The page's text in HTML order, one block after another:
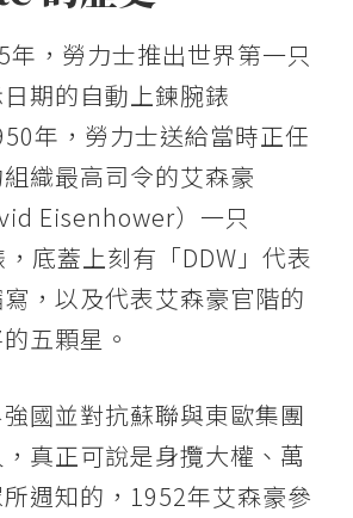
年，勞力士推出世界第一只
期的自動上鍊腕錶
年，勞力士送給當時正任
織最高司令的艾森豪
Eisenhower）一只
底蓋上刻有「DDW」代表
，以及代表艾森豪官階的
五顆星。
國並對抗蘇聯與東歐集團
真正可說是身攬大權、萬
週知的，1952年艾森豪參